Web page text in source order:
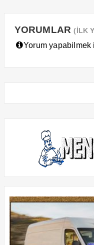
YORUMLAR(İLK
Yorum yapabilmek